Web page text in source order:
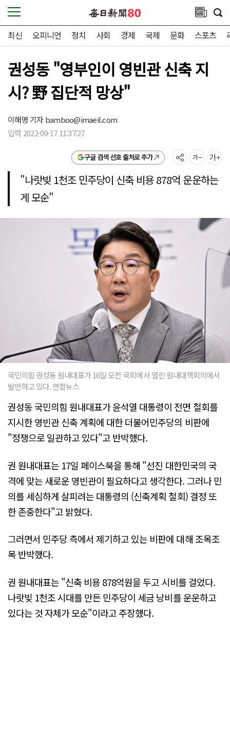
최신 오피니언 정치 사회 경제 국제 문화 스포츠
권성동 "영부인이 영빈관 신축 지
시? 野 집단적 망상"
이해명 기자bamboo@imaeil.com
입력 2022-09-17 11:37:27
구글 검색 선호 출처로 추가
"나랏빚 1천조 민주당이 신축 비용 878억 운운하는
게 모순"
국민의힘 권성동 원내대표가 16일 오전 국회에서 열린 원내대책회의에서
발언하고 있다. 연합뉴스
권성동 국민의힘 원내대표가 윤석열 대통령이 전면 철회를
지시한 영빈관 신축 계획에 대한 더불어민주당의 비판에
"정쟁으로 일관하고 있다"고 반박했다.
권 원내대표는 17일 페이스북을 통해 "선진 대한민국의 국
격에 맞는 새로운 영빈관이 필요하다고 생각한다. 그러나 민
의를 세심하게 살피려는 대통령의 (신축계획 철회) 결정 또
한 존중한다"고 밝혔다.
그러면서 민주당 측에서 제기하고 있는 비판에 대해 조목조
목 반박했다.
권 원내대표는 "신축 비용 878억원을 두고 시비를 걸었다.
나랏빚 1천조 시대를 만든 민주당이 세금 낭비를 운운하고
있다는 것 자체가 모순"이라고 주장했다.